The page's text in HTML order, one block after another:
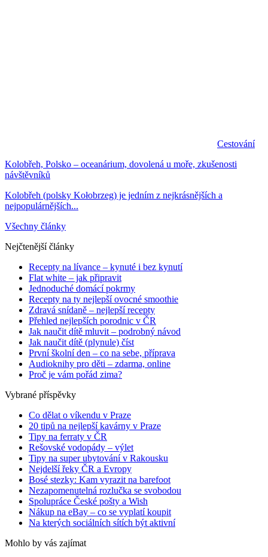
Cestování
Kolobřeh, Polsko – oceanárium, dovolená u moře, zkušenosti
návštěvníků
Kolobřeh (polsky Kołobrzeg) je jedním z nejkrásnějších a
nejpopulárnějších...
Všechny články
Nejčtenější články
Recepty na lívance – kynuté i bez kynutí
Flat white – jak připravit
Jednoduché domácí pokrmy
Recepty na ty nejlepší ovocné smoothie
Zdravá snídaně – nejlepší recepty
Přehled nejlepších porodnic v ČR
Jak naučit dítě mluvit – podrobný návod
Jak naučit dítě (plynule) číst
První školní den – co na sebe, příprava
Audioknihy pro děti – zdarma, online
Proč je vám pořád zima?
Vybrané příspěvky
Co dělat o víkendu v Praze
20 tipů na nejlepší kavárny v Praze
Tipy na ferraty v ČR
Rešovské vodopády – výlet
Tipy na super ubytování v Rakousku
Nejdelší řeky ČR a Evropy
Bosé stezky: Kam vyrazit na barefoot
Nezapomenutelná rozlučka se svobodou
Spolupráce České pošty a Wish
Nákup na eBay – co se vyplatí koupit
Na kterých sociálních sítích být aktivní
Mohlo by vás zajímat